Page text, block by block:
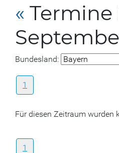
« Termine
Bundesland:
1
Für diesen Zeitraum wurden
1